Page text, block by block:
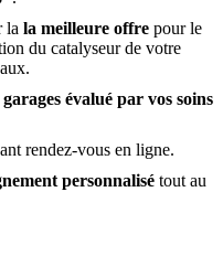
la la meilleure offre pour le
du catalyseur de votre
garages évalué par vos soins
rendez-vous en ligne.
personnalisé tout au